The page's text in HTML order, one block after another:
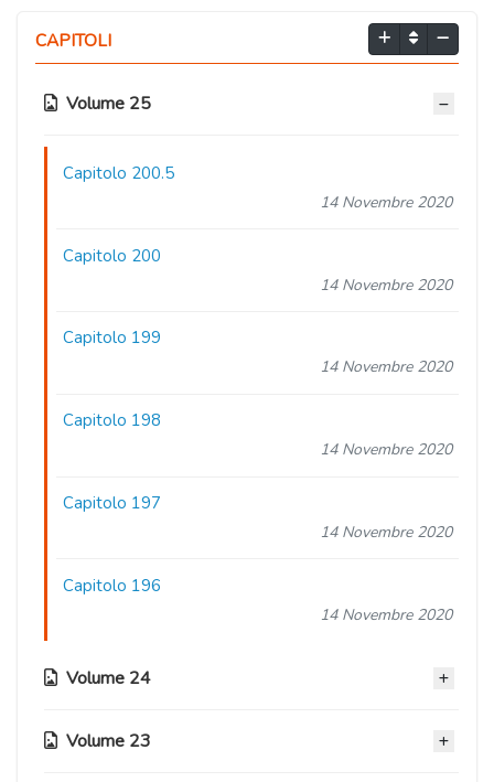
CAPITOLI
Volume 25
Capitolo 200.5
14 Novembre 2020
Capitolo 200
14 Novembre 2020
Capitolo 199
14 Novembre 2020
Capitolo 198
14 Novembre 2020
Capitolo 197
14 Novembre 2020
Capitolo 196
14 Novembre 2020
Volume 24
Capitolo 195
Volume 23